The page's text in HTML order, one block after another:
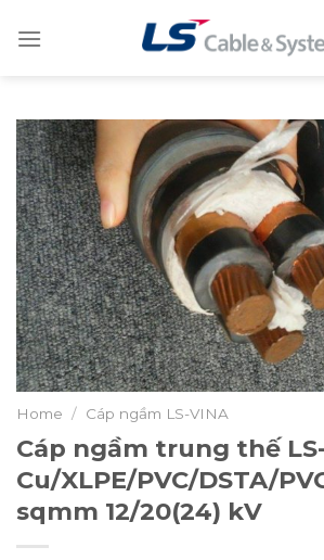
Home / Cáp ngầm LS-VINA
Cáp ngầm trung thế
Cu/XLPE/PVC/DSTA/
sqmm 12/20(24) kV